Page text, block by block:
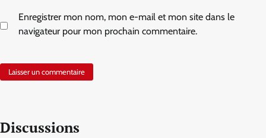
Enregistrer mon nom, mon e-mail et mon site dans le
navigateur pour mon prochain commentaire.
Discussions